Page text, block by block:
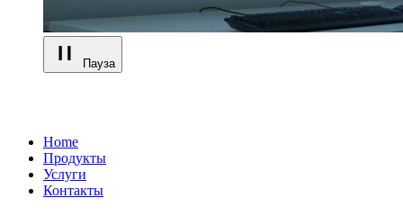
Пауза
Home
Продукты
Услуги
Контакты